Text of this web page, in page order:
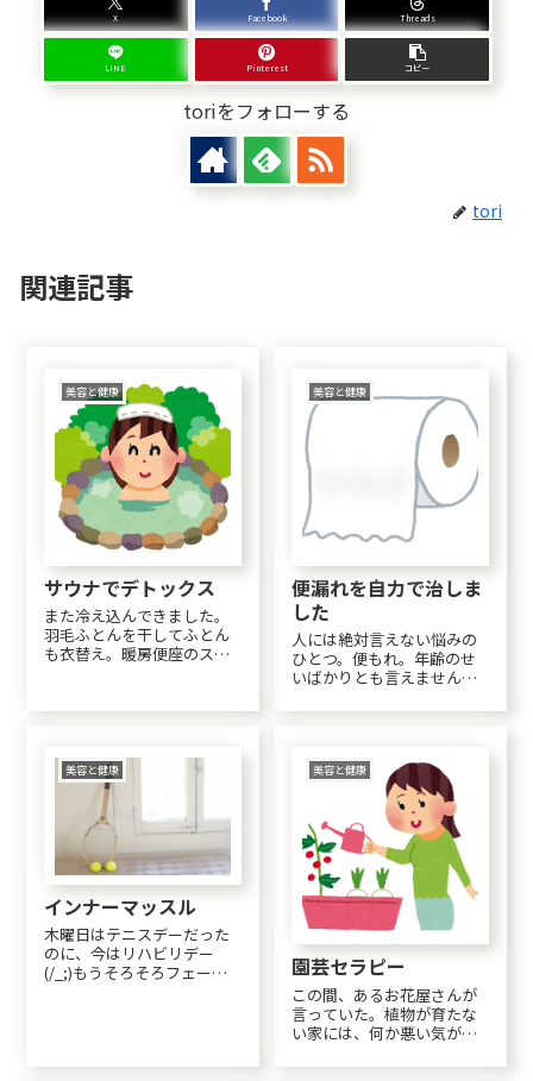
X Facebook Threads
LINE Pinterest コピー
toriをフォローする
tori
関連記事
美容と健康
サウナでデトックス
また冷え込んできました。
羽毛ふとんを干してふとん
も衣替え。暖房便座のスイ
水で頑張ります。フローリ
除機かけたら出します。ベ
ランダの花は日日草がけな...
美容と健康
便漏れを自力で治しま
した
人には絶対言えない悩みの
ひとつ。便もれ。年齢のせ
いばかりとも言えません。
ググっていたところ、ウォ
した。（ウォシュレット業
界からクレーム来そうです
が(・・;)）病名は「温...
美容と健康
インナーマッスル
木曜日はテニスデーだった
のに、今はリハビリデー
(/_;)もうそろそろフェード
ーマッスルを鍛えるリハビ
美容と健康
園芸セラピー
この間、あるお花屋さんが
言っていた。植物が育たな
い家には、何か悪い気が流
る場合は、植物が身代わり